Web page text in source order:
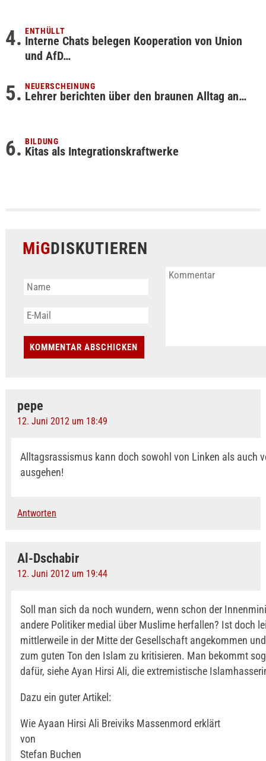
ENTHÜLLT
Interne Chats belegen Kooperation von Union
und AfD…
NEUERSCHEINUNG
Lehrer berichten über den braunen Alltag an…
BILDUNG
Kitas als Integrationskraftwerke
MiGDISKUTIEREN
pepe
12. Juni 2012 um 18:49
Alltagsrassismus kann doch sowohl von Linken als auch
ausgehen!
Antworten
Al-Dschabir
12. Juni 2012 um 19:44
Soll man sich da noch wundern, wenn schon der
andere Politiker medial über Muslime herfallen? Ist doch
mittlerweile in der Mitte der Gesellschaft angekommen
zum guten Ton den Islam zu kritisieren. Man bekommt
dafür, siehe Ayan Hirsi Ali, die extremistische
Dazu ein guter Artikel:
Wie Ayaan Hirsi Ali Breiviks Massenmord erklärt
von
Stefan Buchen